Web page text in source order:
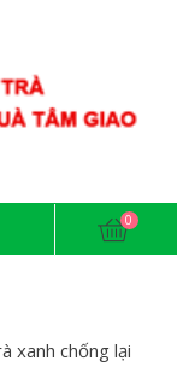
xanh chống lại